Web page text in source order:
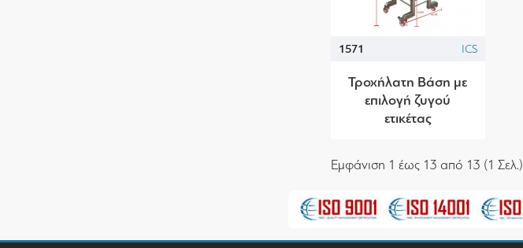
1571 ICS
Τροχήλατη Βάση με
επιλογή ζυγού
ετικέτας
Εμφάνιση 1 έως 13 από 13 (1 Σελ.)